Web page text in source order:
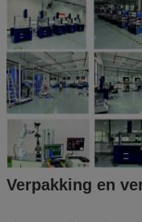
Verpakking en